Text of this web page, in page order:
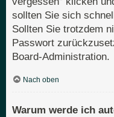
sollten Sie sich
Sollten Sie trotzdem
Passwort
Board-Administration.
Nach oben
Warum werde ich